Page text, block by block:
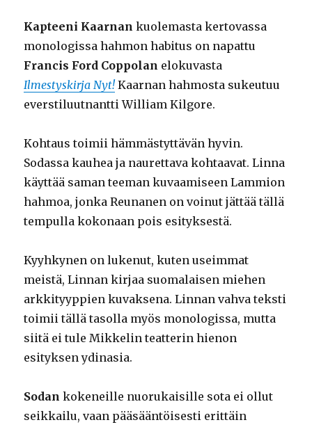
Kapteeni Kaarnan kuolemasta kertovassa
monologissa hahmon habitus on napattu
Francis Ford Coppolan elokuvasta
Ilmestyskirja Nyt!Kaarnan hahmosta sukeutuu
everstiluutnantti William Kilgore.
Kohtaus toimii hämmästyttävän hyvin.
Sodassa kauhea ja naurettava kohtaavat. Linna
käyttää saman teeman kuvaamiseen Lammion
hahmoa, jonka Reunanen on voinut jättää tällä
tempulla kokonaan pois esityksestä.
Kyyhkynen on lukenut, kuten useimmat
meistä, Linnan kirjaa suomalaisen miehen
arkkityyppien kuvaksena. Linnan vahva teksti
toimii tällä tasolla myös monologissa, mutta
siitä ei tule Mikkelin teatterin hienon
esityksen ydinasia.
Sodan kokeneille nuorukaisille sota ei ollut
seikkailu, vaan pääsääntöisesti erittäin